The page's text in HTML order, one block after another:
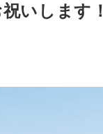
いします！